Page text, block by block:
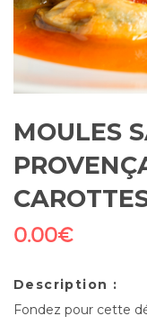
MOULES
0.00€
Description :
Fondez pour cette